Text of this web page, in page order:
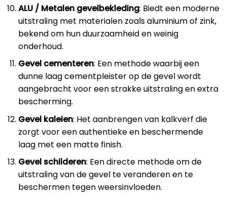
ALU / Metalen gevelbekleding: Biedt een moderne
uitstraling met materialen zoals aluminium of zink,
bekend om hun duurzaamheid en weinig
onderhoud.
Gevel cementeren: Een methode waarbij een
dunne laag cementpleister op de gevel wordt
aangebracht voor een strakke uitstraling en extra
bescherming.
Gevel kaleien: Het aanbrengen van kalkverf die
zorgt voor een authentieke en beschermende
laag met een matte finish.
Gevel schilderen: Een directe methode om de
uitstraling van de gevel te veranderen en te
beschermen tegen weersinvloeden.